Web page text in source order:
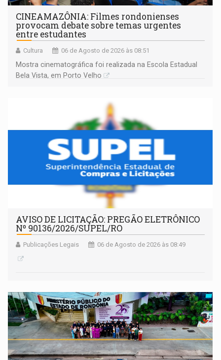
CINEAMAZÔNIA: Filmes rondonienses
provocam debate sobre temas urgentes
entre estudantes
Cultura 06 de Agosto de 2026 às 08:51
Mostra cinematográfica foi realizada na Escola Estadual
Bela Vista, em Porto Velho
AVISO DE LICITAÇÃO: PREGÃO ELETRÔNICO
Nº 90136/2026/SUPEL/RO
Publicações Legais 06 de Agosto de 2026 às 08:49